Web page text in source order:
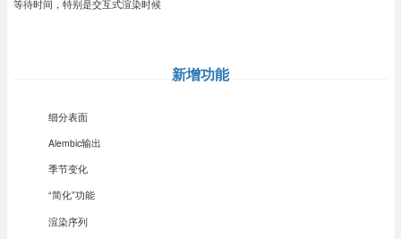
等待时间，特别是交互式渲染时候
新增功能
细分表面
Alembic输出
季节变化
“简化”功能
渲染序列